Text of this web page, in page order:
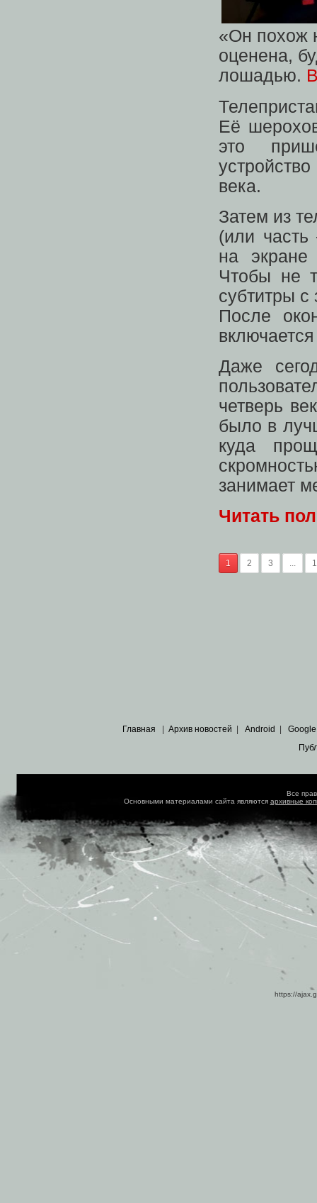
«Он похож
оценена,
лошадью.
Её
это
века.
Затем из
(или
на экране
Чтобы не
субтитры
После
Даже
четверь
было в
куда
занимает
Читать
1 2 3 ...
Главная Архив новостей Android Google
Все
Основными материалами сайта являются архивные
https://